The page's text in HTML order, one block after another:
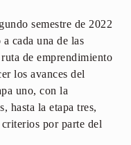
semestre de 2022
cada una de las
de emprendimiento
los avances del
uno, con la
hasta la etapa tres,
por parte del